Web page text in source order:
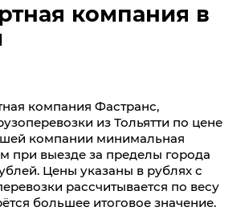
компания в
компания Фастранс,
из Тольятти по цене
компании минимальная
при выезде за пределы города
Цены указаны в рублях с
рассчитывается по весу
большее итоговое значение.